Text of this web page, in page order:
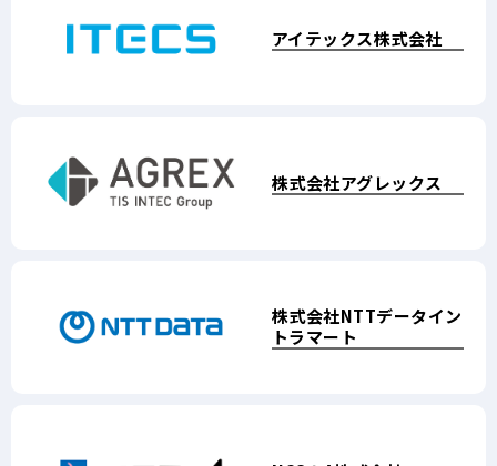
アイテックス株式会社
株式会社アグレックス
株式会社NTTデータイン
トラマート
株式会社NTTデータ
株式会社ＮＴＴデータM
SE
株式会社NTTデータエン
ジニアリングシステムズ
コムチュア株式会社
さくら情報システム株式
会社
株式会社シーエーシー
株式会社ＮＴＴデータC
株式会社JSOL
株式会社ＮＴＴデータ信
越
株式会社ＮＴＴデータス
ミス
株式会社ＮＴＴデータ東
北
パナソニック デジタル
株式会社
株式会社ＮＴＴデータビ
ジネスシステムズ
株式会社ビジネスブレイ
三井情報株式会社
三菱総研ＤＣＳ株式会社
SCSK Minoriソリューシ
ョンズ株式会社
株式会社レイヤーズ・コ